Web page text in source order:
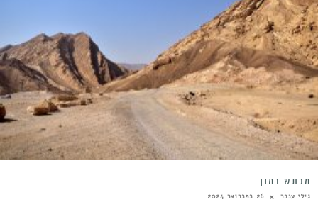
מכתש רמון
גילי ענבר 26 בפברואר 2024